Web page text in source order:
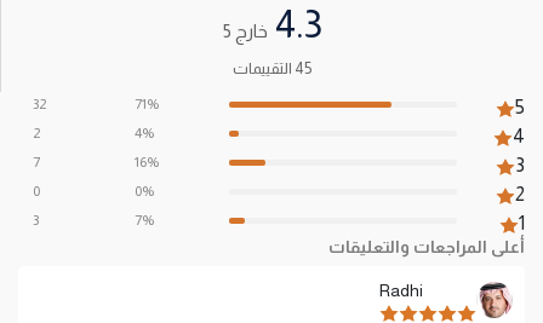
4.3 خارج 5
45 التقييمات
5
4
3
2
1
71%
4%
16%
0%
7%
32
2
7
0
3
أعلى المراجعات والتعليقات
Radhi